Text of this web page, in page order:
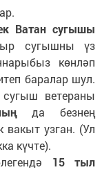
Ватан сугышы
сугышны үз
көнләп
баралар шул.
ветераны
да безнең
узган. (Ул
күчте).
15 тыл